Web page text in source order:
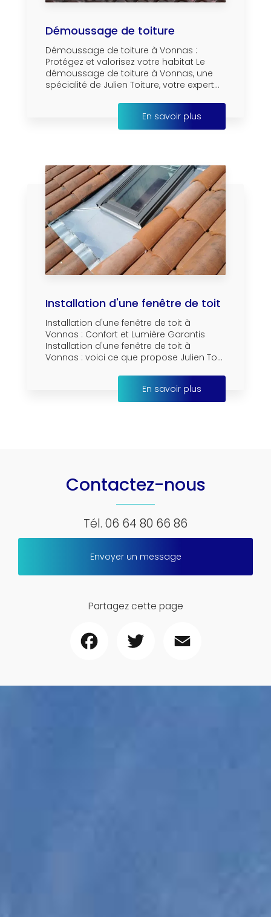
Démoussage de toiture
Démoussage de toiture à Vonnas :
Protégez et valorisez votre habitat Le
démoussage de toiture à Vonnas, une
spécialité de Julien Toiture, votre expert...
En savoir plus
Installation d'une fenêtre de toit
Installation d'une fenêtre de toit à
Vonnas : Confort et Lumière Garantis
Installation d'une fenêtre de toit à
Vonnas : voici ce que propose Julien To...
En savoir plus
Contactez-nous
Tél. 06 64 80 66 86
Envoyer un message
Partagez cette page